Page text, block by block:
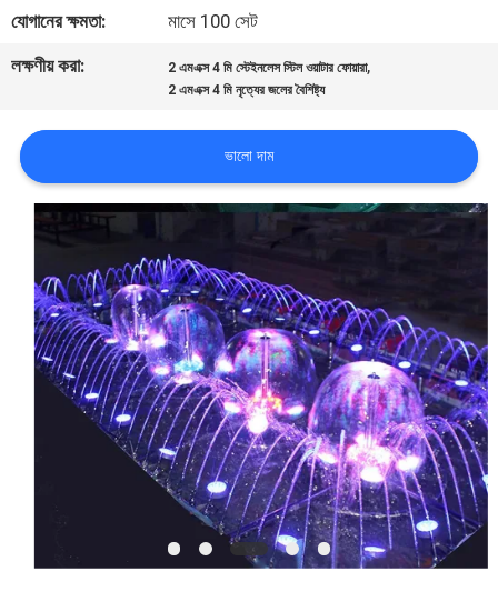
উদ্ধৃতির
জন্য
NEWS
সাইট
ম্যাপ
PRIVACY
POLICY
যোগানের ক্ষমতা:
মাসে 100 সেট
লক্ষণীয় করা:
2 এমএক্স 4 মি স্টেইনলেস স্টিল ওয়াটার ফোয়ারা,
2 এমএক্স 4 মি নৃত্যের জলের বৈশিষ্ট্য
ভালো দাম